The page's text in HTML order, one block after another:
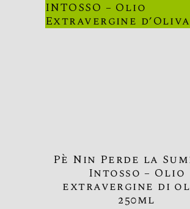
INTOSSO – Olio
Extravergine d’Oliva
Pè Nin Perde la
Intosso – Olio
extravergine di
250ml